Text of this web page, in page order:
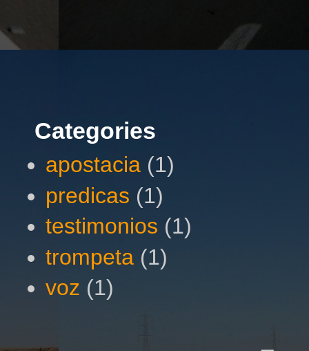
Categories
apostacia (1)
predicas (1)
testimonios (1)
trompeta (1)
voz (1)